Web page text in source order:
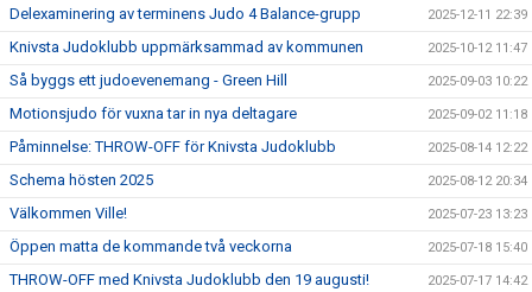
Delexaminering av terminens Judo 4 Balance-grupp 2025-12-11 22:39
Knivsta Judoklubb uppmärksammad av kommunen 2025-10-12 11:47
Så byggs ett judoevenemang - Green Hill 2025-09-03 10:22
Motionsjudo för vuxna tar in nya deltagare 2025-09-02 11:18
Påminnelse: THROW-OFF för Knivsta Judoklubb 2025-08-14 12:22
Schema hösten 2025 2025-08-12 20:34
Välkommen Ville! 2025-07-23 13:23
Öppen matta de kommande två veckorna 2025-07-18 15:40
THROW-OFF med Knivsta Judoklubb den 19 augusti! 2025-07-17 14:42